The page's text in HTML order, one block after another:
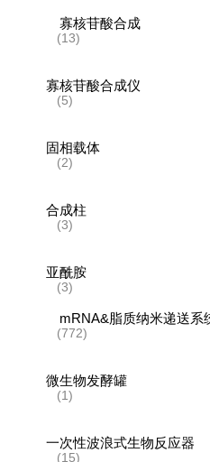
寡核苷酸合成
(13)
寡核苷酸合成仪
(5)
固相载体
(2)
合成柱
(3)
亚酰胺
(3)
mRNA&脂质纳米递送系
(772)
微生物发酵罐
(1)
一次性波浪式生物反应器
(15)